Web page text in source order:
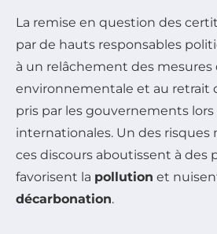
La remise en question des
par de hauts responsables
à un relâchement des
environnementale et au retrait
pris par les gouvernements
internationales. Un des risques
ces discours aboutissent à des
favorisent la pollution et
décarbonation.